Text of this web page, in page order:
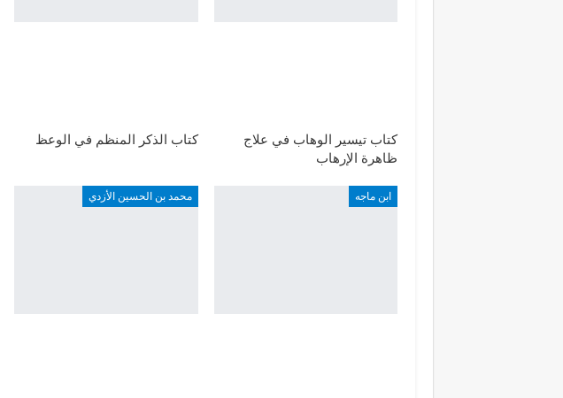
كتاب تيسير الوهاب في علاج
ظاهرة الإرهاب
كتاب الذكر المنظم في الوعظ
ابن ماجه محمد بن الحسين الأزدي